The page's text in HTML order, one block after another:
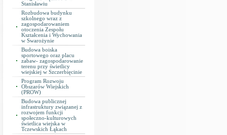
Stanisławiu
Rozbudowa budynku
szkolnego wraz z
zagospodarowaniem
otoczenia Zespołu
Kształcenia i Wychowania
w Swarożynie
Budowa boiska
sportowego oraz placu
zabaw- zagospodarowanie
terenu przy świetlicy
wiejskiej w Szczerbięcinie
Program Rozwoju
Obszarów Wiejskich
(PROW)
Budowa publicznej
infrastruktury związanej z
rozwojem funkcji
społeczno-kulturowych
świetlica wiejska w
Tczewskich Łąkach